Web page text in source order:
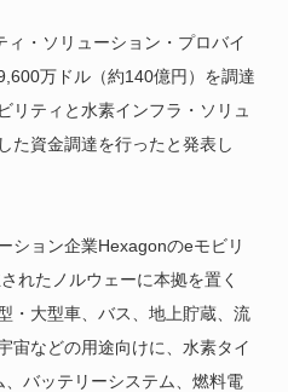
・ソリューション・プロバイ
万ドル（約140億円）を調達
リティと水素インフラ・ソリュ
た資金調達を行ったと発表し
ション企業Hexagonのeモビリ
れたノルウェーに本拠を置く
・大型車、バス、地上貯蔵、流
宙などの用途向けに、水素タイ
バッテリーシステム、燃料電